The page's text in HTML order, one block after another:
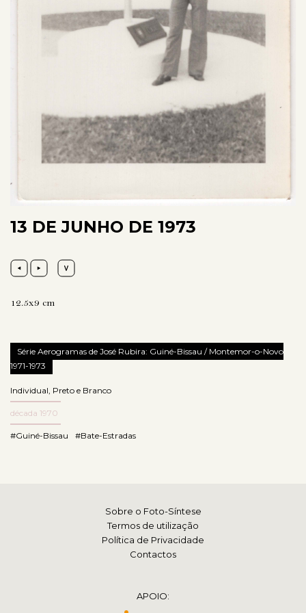
13 DE JUNHO DE 1973
12.5x9 cm
Série Aerogramas de José Rubira: Guiné-Bissau / Montemor-o-Novo
1971-1973
Individual, Preto e Branco
década 1970
#Guiné-Bissau #Bate-Estradas
Sobre o Foto-Síntese
Termos de utilização
Política de Privacidade
Contactos
APOIO: